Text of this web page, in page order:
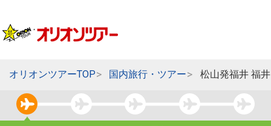
オリオンツアーTOP 国内旅行・ツアー 松山発福井 福